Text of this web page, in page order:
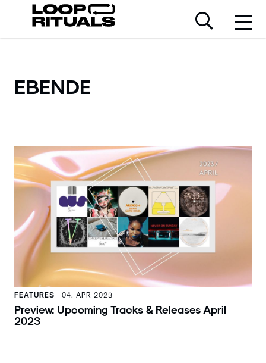
EBENDE
FEATURES 04. APR 2023
Preview: Upcoming Tracks & Releases April
2023